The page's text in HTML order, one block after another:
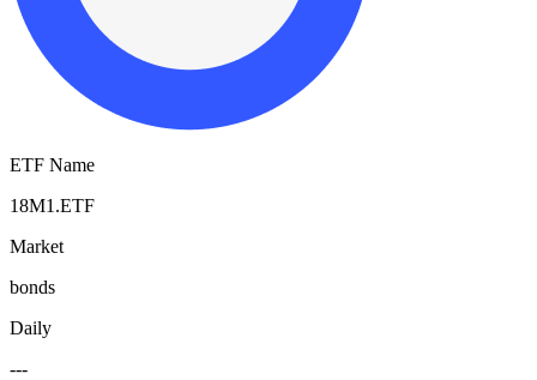
ETF Name
18M1.ETF
Market
bonds
Daily
---